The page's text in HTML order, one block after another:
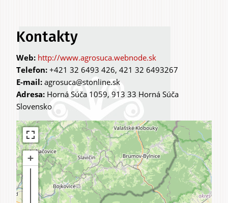
Primary
tabs
.
Kontakty
http://www.agrosuca.webnode.sk
Telefon: +421 32 6493 426, 421 32 6493267
E-mail: agrosuca@stonline.sk
Adresa: Horná Súča 1059, 913 33 Horná Súča
Slovensko